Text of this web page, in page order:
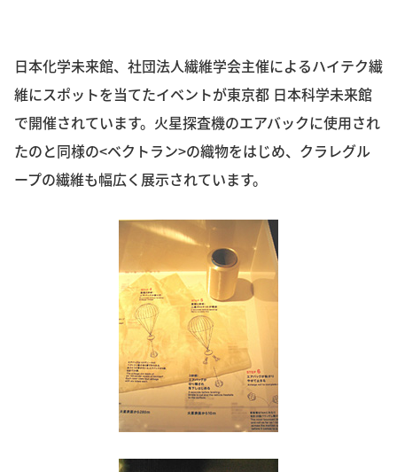
日本化学未来館、社団法人繊維学会主催によるハイテク繊
維にスポットを当てたイベントが東京都 日本科学未来館
で開催されています。火星探査機のエアバックに使用され
たのと同様の<ベクトラン>の織物をはじめ、クラレグル
ープの繊維も幅広く展示されています。